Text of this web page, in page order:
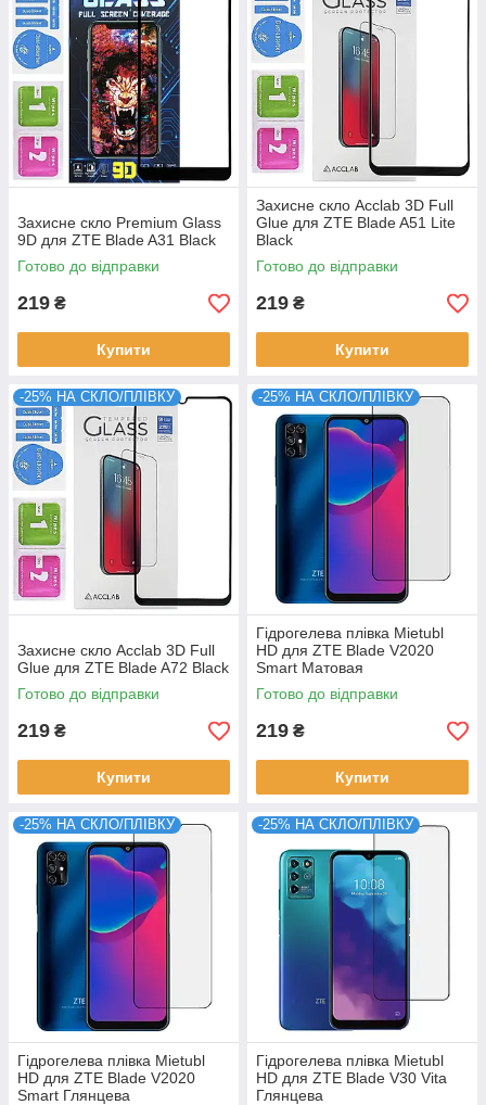
Захисне скло Premium Glass
9D для ZTE Blade A31 Black
Готово до відправки
219 ₴
Купити
Захисне скло Acclab 3D Full
Glue для ZTE Blade A51 Lite
Black
Готово до відправки
219 ₴
Купити
-25% НА СКЛО/ПЛІВКУ
Захисне скло Acclab 3D Full
Glue для ZTE Blade A72 Black
Готово до відправки
219 ₴
Купити
-25% НА СКЛО/ПЛІВКУ
Гідрогелева плівка Mietubl
HD для ZTE Blade V2020
Smart Матовая
Готово до відправки
219 ₴
Купити
-25% НА СКЛО/ПЛІВКУ
Гідрогелева плівка Mietubl
HD для ZTE Blade V2020
Smart Глянцева
-25% НА СКЛО/ПЛІВКУ
Гідрогелева плівка Mietubl
HD для ZTE Blade V30 Vita
Глянцева